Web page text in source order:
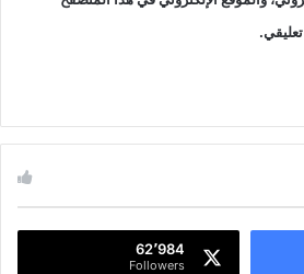
62٬984
Followers